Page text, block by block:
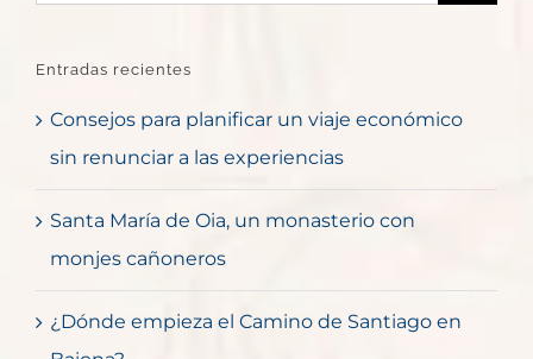
Entradas recientes
Consejos para planificar un viaje económico
sin renunciar a las experiencias
Santa María de Oia, un monasterio con
monjes cañoneros
¿Dónde empieza el Camino de Santiago en